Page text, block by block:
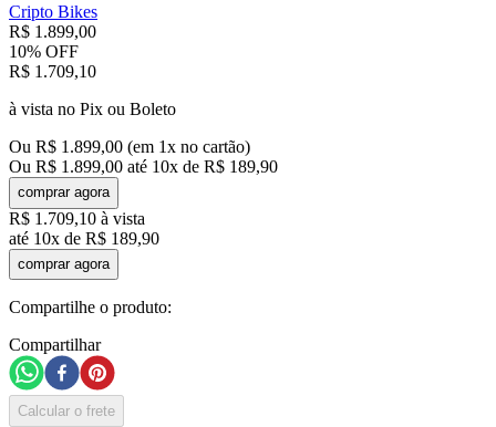
Cripto Bikes
R$ 1 .899,00
10% OFF
R$ 1 .709,10
à vista no Pix ou Boleto
Ou R$ 1 .899,00 (em 1x no cartão)
Ou R$ 1 .899,00 até 10x de R$ 189,90
comprar agora
R$ 1 .709,10 à vista
até 10x de R$ 189,90
comprar agora
Compartilhe o produto:
Compartilhar
Calcular o frete